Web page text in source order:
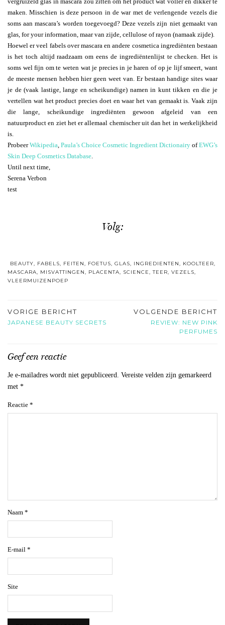
maken. Misschien is deze persoon in de war met de verlengende vezels die
soms aan mascara’s worden toegevoegd? Deze vezels zijn niet gemaakt van
glas, for your information, maar van zijde, cellulose of rayon (namaak zijde).
Hoewel er veel fabels over mascara en andere cosmetica ingrediënten bestaan
is het toch altijd raadzaam om eens de ingrediëntenlijst te checken. Het is
soms wel fijn om te weten wat je precies in je haren of op je lijf smeert, want
de meeste mensen hebben hier geen weet van. Er bestaan handige sites waar
je de (vaak lastige, lange en scheikundige) namen in kunt tikken en die je
vertellen wat het product precies doet en waar het van gemaakt is. Vaak zijn
die lange, scheikundige ingrediënten gewoon afgeleid van een
natuurproduct en ziet het er allemaal chemischer uit dan het in werkelijkheid
is.
ProbeerWikipedia Paula’s Choice Cosmetic Ingredient Dictionairy ofEWG’s
Skin Deep Cosmetics Database
Until next time,
Serena Verbon
test
Volg:
BEAUTY, FABELS, FEITEN, FOETUS, GLAS, INGREDIENTEN, KOOLTEER,
MASCARA, MISVATTINGEN, PLACENTA, SCIENCE,TEER, VEZELS,
VLEERMUIZENPOEP
VORIGE BERICHT
JAPANESE BEAUTY SECRETS
VOLGENDE BERICHT
REVIEW: NEW PINK
PERFUMES
Geef een reactie
Je e-mailadres wordt niet gepubliceerd. Vereiste velden zijn gemarkeerd
met *
Reactie *
Naam *
E-mail *
Site